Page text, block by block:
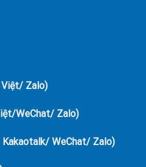
Zalo)
WeChat/ Zalo)
WeChat/ Zalo)